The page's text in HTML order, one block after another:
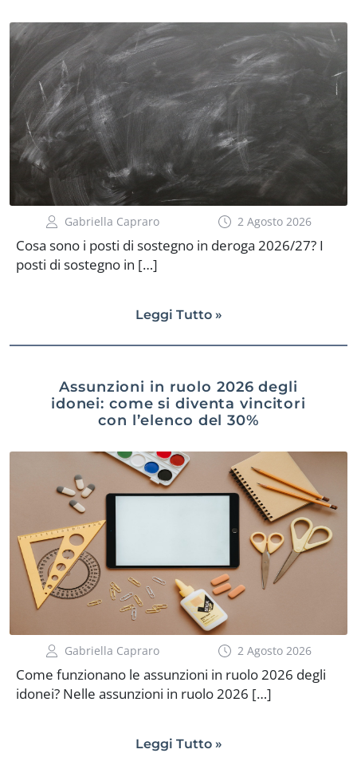
Gabriella Capraro 2 Agosto 2026
Cosa sono i posti di sostegno in deroga 2026/27? I
posti di sostegno in […]
Leggi Tutto »
Assunzioni in ruolo 2026 degli
idonei: come si diventa vincitori
con l’elenco del 30%
Gabriella Capraro 2 Agosto 2026
Come funzionano le assunzioni in ruolo 2026 degli
idonei? Nelle assunzioni in ruolo 2026 […]
Leggi Tutto »